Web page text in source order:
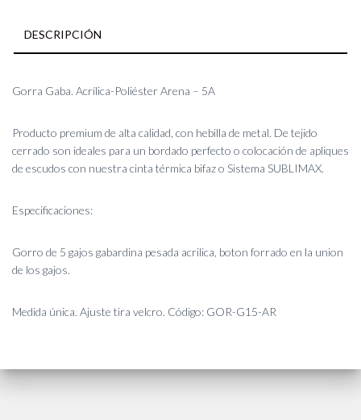
DESCRIPCIÓN
Gorra Gaba. Acrílica-Poliéster Arena – 5A
Producto premium de alta calidad, con hebilla de metal. De tejido
cerrado son ideales para un bordado perfecto o colocación de apliques
de escudos con nuestra cinta térmica bifaz o Sistema SUBLIMAX.
Especificaciones:
Gorro de 5 gajos gabardina pesada acrilica, boton forrado en la union
de los gajos.
Medida única. Ajuste tira velcro. Código: GOR-G15-AR